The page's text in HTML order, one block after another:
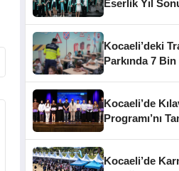
Eserlik Yıl
Kocaeli’deki
Parkında 7
Kocaeli’de
Programı’nı
Kocaeli’de